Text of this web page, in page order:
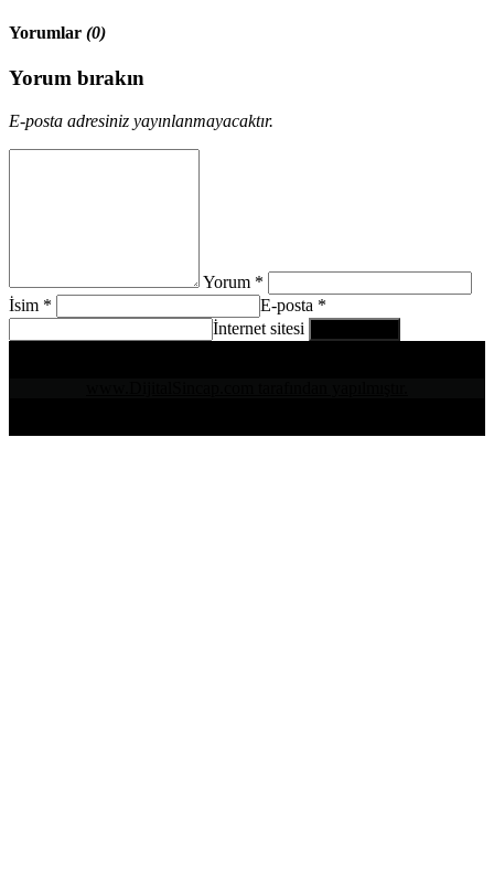
Yorumlar (0)
Yorum bırakın
E-posta adresiniz yayınlanmayacaktır.
Yorum *
İsim *
E-posta *
İnternet sitesi